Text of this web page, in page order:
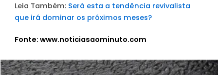
Leia Também: Será esta a tendência revivalista
que irá dominar os próximos meses?
Fonte: www.noticiasaominuto.com